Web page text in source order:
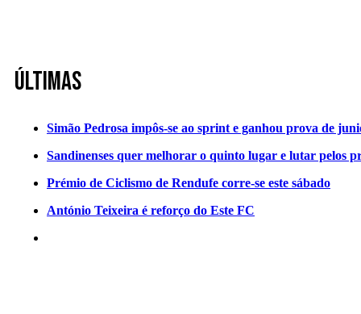
Últimas
Simão Pedrosa impôs-se ao sprint e ganhou prova de
Sandinenses quer melhorar o quinto lugar e lutar pelos
Prémio de Ciclismo de Rendufe corre-se este sábado
António Teixeira é reforço do Este FC